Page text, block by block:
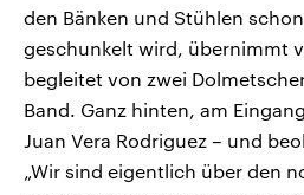
den Bänken und Stühlen
geschunkelt wird, übernimmt
begleitet von zwei
Band. Ganz hinten, am
Juan Vera Rodriguez – und
„Wir sind eigentlich über den